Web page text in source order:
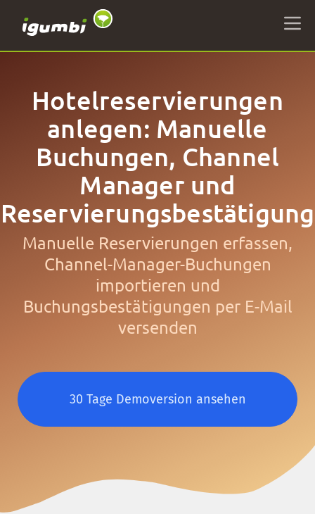
Hotelreservierungen
anlegen: Manuelle
Buchungen, Channel
Manager und
Reservierungsbestätigung
Manuelle Reservierungen erfassen,
Channel-Manager-Buchungen
importieren und
Buchungsbestätigungen per E-Mail
versenden
30 Tage Demoversion ansehen